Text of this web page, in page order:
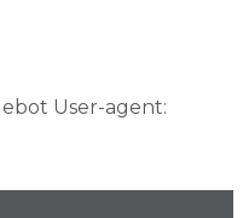
User-agent: